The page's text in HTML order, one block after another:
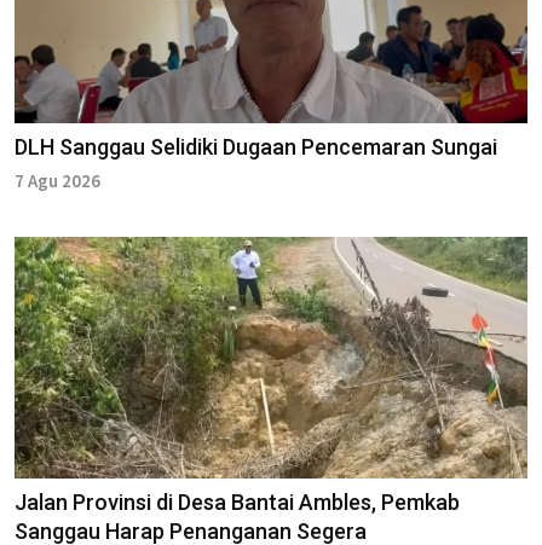
DLH Sanggau Selidiki Dugaan Pencemaran Sungai
7 Agu 2026
Jalan Provinsi di Desa Bantai Ambles, Pemkab
Sanggau Harap Penanganan Segera